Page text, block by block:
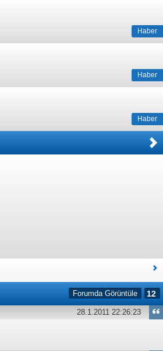
Haber
Haber
Haber
12
Forumda Görüntüle
28.1.2011 22:26:23